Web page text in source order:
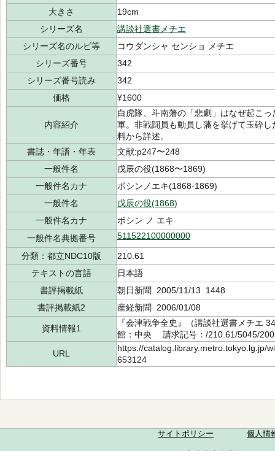
大きさ
19cm
シリーズ名
講談社選書メチエ
シリーズ名のルビ等
コウダンシャ センショ メチエ
シリーズ番号
342
シリーズ番号読み
342
価格
¥1600
内容紹介
白虎隊、斗南藩の「悲劇」はなぜ起こ
軍。非戦闘員も動員し藩を挙げて玉砕
料から詳述。
書誌・年譜・年表
文献:p247〜248
一般件名
戊辰の役(1868〜1869)
一般件名カナ
ボシンノエキ(1868-1869)
一般件名
戊辰の役(1868)
一般件名カナ
ボシン ノ エキ
一般件名典拠番号
511522100000000
分類：都立NDC10版
210.61
テキストの言語
日本語
書評掲載紙
朝日新聞 2005/11/13 1448
書評掲載紙2
産経新聞 2006/01/08
資料情報1
『会津戦争全史』（講談社選書メチ
館：中央 請求記号：/210.61/5045/
URL
https://catalog.library.metro.tokyo.lg.jp/
653124
サイトポリシー 個人情